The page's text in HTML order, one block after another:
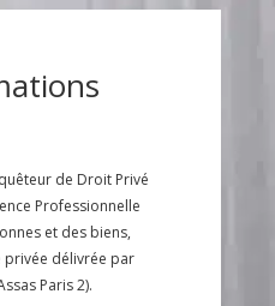
de Droit Privé
Professionnelle
et des biens,
privée délivrée par
Paris 2).